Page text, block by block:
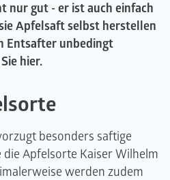
nur gut - er ist auch einfach
Apfelsaft selbst herstellen
Entsafter unbedingt
hier.
besonders saftige
Apfelsorte Kaiser Wilhelm
werden zudem